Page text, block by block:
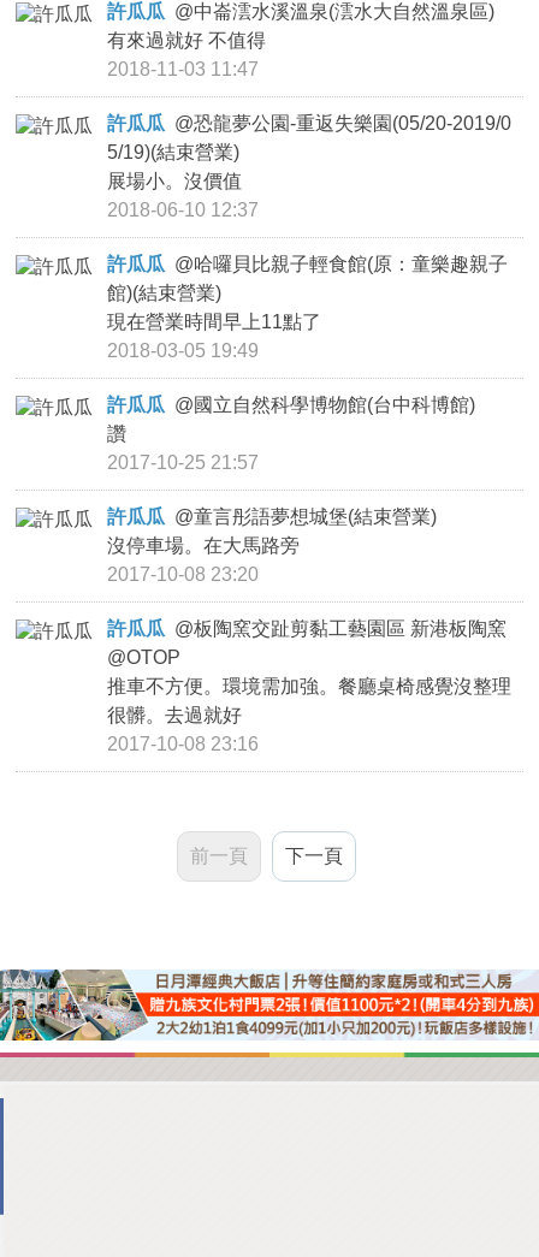
許瓜瓜 @中崙澐水溪溫泉(澐水大自然溫泉區)
有來過就好 不值得
2018-11-03 11:47
許瓜瓜 @恐龍夢公園-重返失樂園(05/20-2019/0
5/19)(結束營業)
展場小。沒價值
2018-06-10 12:37
許瓜瓜 @哈囉貝比親子輕食館(原：童樂趣親子
館)(結束營業)
現在營業時間早上11點了
2018-03-05 19:49
許瓜瓜 @國立自然科學博物館(台中科博館)
讚
2017-10-25 21:57
許瓜瓜 @童言彤語夢想城堡(結束營業)
沒停車場。在大馬路旁
2017-10-08 23:20
許瓜瓜 @板陶窯交趾剪黏工藝園區 新港板陶窯
@OTOP
推車不方便。環境需加強。餐廳桌椅感覺沒整理
很髒。去過就好
2017-10-08 23:16
前一頁 下一頁